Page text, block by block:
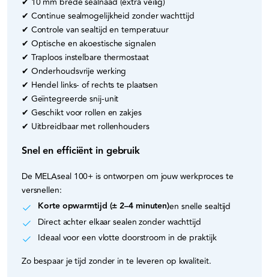
✔ Continue sealmogelijkheid zonder wachttijd
✔ Controle van sealtijd en temperatuur
✔ Optische en akoestische signalen
✔ Traploos instelbare thermostaat
✔ Onderhoudsvrije werking
✔ Hendel links- of rechts te plaatsen
✔ Geïntegreerde snij-unit
✔ Geschikt voor rollen en zakjes
✔ Uitbreidbaar met rollenhouders
Snel en efficiënt in gebruik
De MELAseal 100+ is ontworpen om jouw werkproces te
versnellen:
Korte opwarmtijd (± 2–4 minuten)en snelle sealtijd
Direct achter elkaar sealen zonder wachttijd
Ideaal voor een vlotte doorstroom in de praktijk
Zo bespaar je tijd zonder in te leveren op kwaliteit.